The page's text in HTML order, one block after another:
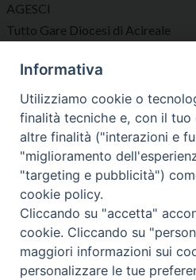
AGESCI
Tutto Gare Diocesi di Acireale
Diocesi di
Informativa
Utilizziamo cookie o
finalità tecniche e, con il tuo
altre finalità ("interazioni e
"miglioramento
"targeting e pubblicità")
cookie policy.
Cliccando su "accetta"
cookie. Cliccando su
maggiori informazioni sui
personalizzare le tue